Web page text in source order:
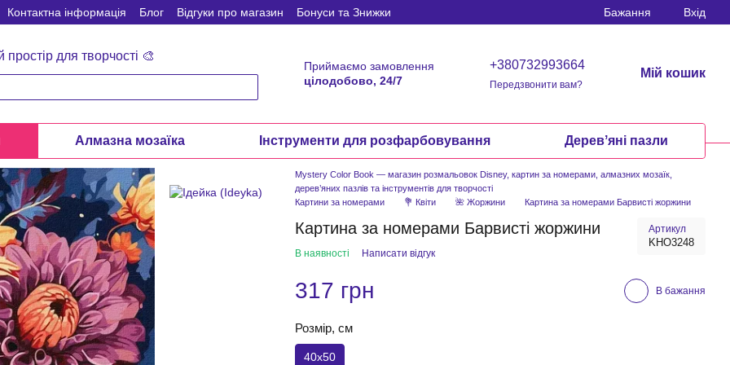
Контактна інформація Блог Відгуки про магазин Бонуси та Знижки Бажання Вхід
для творчості 🎨
Приймаємо замовлення
цілодобово, 24/7
+380732993664
Передзвонити вам?
Мій кошик
Алмазна мозаїка Інструменти для розфарбовування Деревʼяні пазли
Mystery Color Book — магазин розмальовок Disney, картин за номерами, алмазних мозаїк,
дерев’яних пазлів та інструментів для творчості
Картини за номерами
💐 Квіти 🌺 Жоржини Картина за номерами Барвисті жоржини
Картина за номерами Барвисті жоржини Артикул
KHO3248
В наявності Написати відгук
317 грн В бажання
Розмір, см
40x50